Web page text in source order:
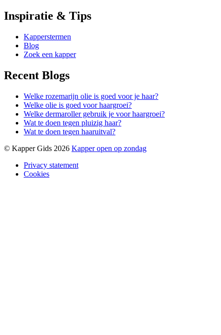
Inspiratie & Tips
Kapperstermen
Blog
Zoek een kapper
Recent Blogs
Welke rozemarijn olie is goed voor je haar?
Welke olie is goed voor haargroei?
Welke dermaroller gebruik je voor haargroei?
Wat te doen tegen pluizig haar?
Wat te doen tegen haaruitval?
© Kapper Gids 2026 Kapper open op zondag
Privacy statement
Cookies